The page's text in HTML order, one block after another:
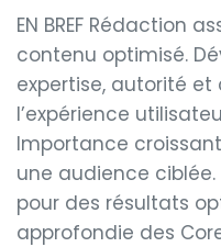
EN BREF Rédaction
contenu optimisé.
expertise, autorité et
l’expérience
Importance
une audience ciblée.
pour des résultats
approfondie des